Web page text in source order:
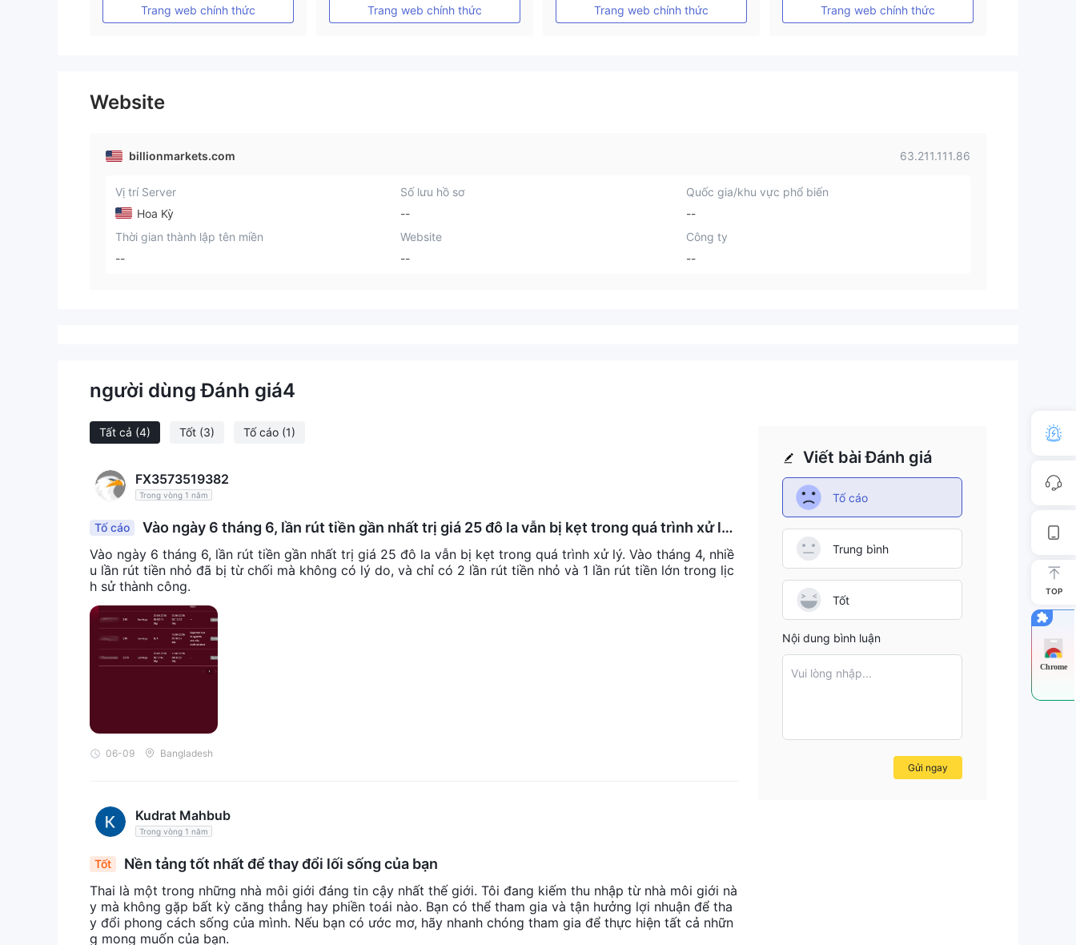
Trang web chính thức Trang web chính thức Trang web chính thức Trang web chính thức
Website
billionmarkets.com 63.211.111.86
Vị trí Server
Hoa Kỳ
Số lưu hồ sơ
--
Quốc gia/khu vực phổ biến
--
Thời gian thành lập tên miền
--
Website
--
Công ty
--
người dùng Đánh giá4
Tất cả (4) Tốt (3) Tố cáo (1)
FX3573519382
Trong vòng 1 năm
Tố cáo
Vào ngày 6 tháng 6, lần rút tiền gần nhất trị giá 25 đô la vẫn bị kẹt trong quá trình xử lý.
Vào tháng 4, nhiều lần rút tiền nhỏ đã bị từ chối mà không có lý do, và chỉ có 2 lần rút tiền nhỏ v
à 1 lần rút tiền lớn trong lịch sử thành công.
Vào ngày 6 tháng 6, lần rút tiền gần nhất trị giá 25 đô la vẫn bị kẹt trong quá trình xử lý. Vào tháng 4, nhiề
u lần rút tiền nhỏ đã bị từ chối mà không có lý do, và chỉ có 2 lần rút tiền nhỏ và 1 lần rút tiền lớn trong lịc
h sử thành công.
06-09 Bangladesh
Kudrat Mahbub
Trong vòng 1 năm
Tốt Nền tảng tốt nhất để thay đổi lối sống của bạn
Thai là một trong những nhà môi giới đáng tin cậy nhất thế giới. Tôi đang kiếm thu nhập từ nhà môi giới nà
y mà không gặp bất kỳ căng thẳng hay phiền toái nào. Bạn có thể tham gia và tận hưởng lợi nhuận để tha
y đổi phong cách sống của mình. Nếu bạn có ước mơ, hãy nhanh chóng tham gia để thực hiện tất cả nhữn
g mong muốn của bạn.
Viết bài Đánh giá
Tố cáo
Trung bình
Tốt
Nội dung bình luận
Vui lòng nhập...
Gửi ngay
TOP
Chrome